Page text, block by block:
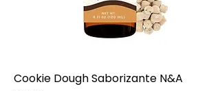
Cookie Dough Saborizante N&A